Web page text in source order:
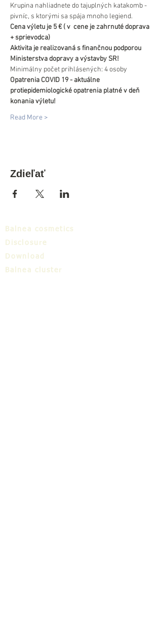
Krupina nahliadnete do tajuplných katakomb -
pivníc, s ktorými sa spája mnoho legiend.
Cena výletu je 5 € ( v  cene je zahrnuté doprava
+ sprievodca)
Aktivita je realizovaná s finančnou podporou
Ministerstva dopravy a výstavby SR!
Minimálny počet prihlásených: 4 osoby
Opatrenia COVID 19 - aktuálne
protiepidemiologické opatrenia platné v deň
konania výletu!
Read More >
Zdieľať
Balnea cosmetics
Disclosure
Download
Balnea cluster